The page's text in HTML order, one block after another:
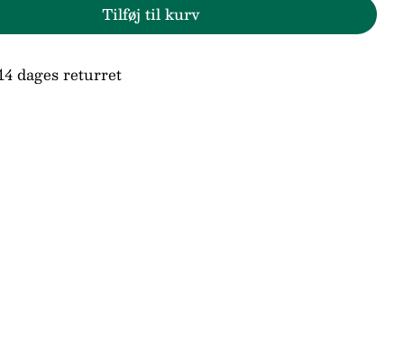
BNH 14kt Guld Venezia Armbånd i 2,0/1,8mm
for BNH 14kt Guld Venezia Armbånd i 2,0/
Tilføj til kurv
dages returret